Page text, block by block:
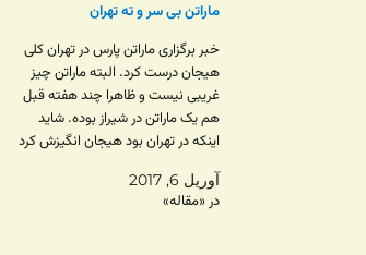
ماراتن بی سر و ته تهران
خبر برگزاری ماراتن پارس در تهران کلی
هیجان درست کرد. البته ماراتن چیز
غریبی نیست و‌ ظاهرا چند هفته قبل
هم یک ماراتن در شیراز بوده. شاید
اینکه در تهران بود هیجان انگیزش کرد
معمولی هم می تونستن توش شرکت
کنن. به…
آوریل 6, 2017
در «مقاله»